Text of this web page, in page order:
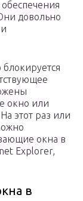
довольно
окно или
этот раз или
окна в
Explorer,
в